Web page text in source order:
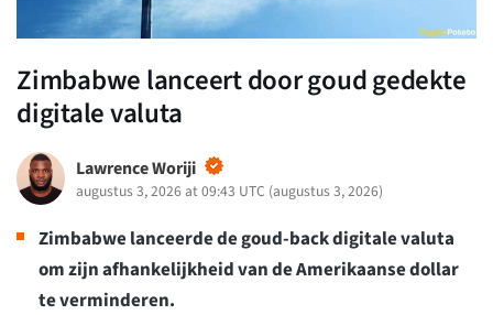
Zimbabwe lanceert door goud gedekte
digitale valuta
Lawrence Woriji
augustus 3, 2026 at 09:43 UTC (augustus 3, 2026)
Zimbabwe lanceerde de goud-back digitale valuta
om zijn afhankelijkheid van de Amerikaanse dollar
te verminderen.